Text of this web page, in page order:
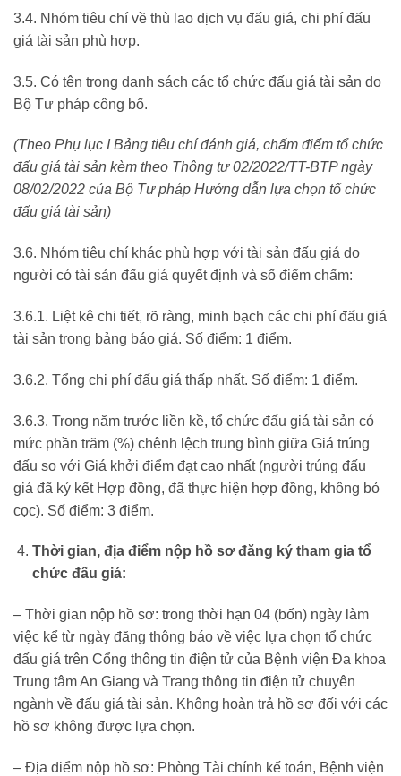
3.4. Nhóm tiêu chí về thù lao dịch vụ đấu giá, chi phí đấu
giá tài sản phù hợp.
3.5. Có tên trong danh sách các tổ chức đấu giá tài sản do
Bộ Tư pháp công bố.
(Theo Phụ lục I Bảng tiêu chí đánh giá, chấm điểm tổ chức
đấu giá tài sản kèm theo Thông tư 02/2022/TT-BTP ngày
08/02/2022 của Bộ Tư pháp Hướng dẫn lựa chọn tổ chức
đấu giá tài sản)
3.6. Nhóm tiêu chí khác phù hợp với tài sản đấu giá do
người có tài sản đấu giá quyết định và số điểm chấm:
3.6.1. Liệt kê chi tiết, rõ ràng, minh bạch các chi phí đấu giá
tài sản trong bảng báo giá. Số điểm: 1 điểm.
3.6.2. Tổng chi phí đấu giá thấp nhất. Số điểm: 1 điểm.
3.6.3. Trong năm trước liền kề, tổ chức đấu giá tài sản có
mức phần trăm (%) chênh lệch trung bình giữa Giá trúng
đấu so với Giá khởi điểm đạt cao nhất (người trúng đấu
giá đã ký kết Hợp đồng, đã thực hiện hợp đồng, không bỏ
cọc). Số điểm: 3 điểm.
Thời gian, địa điểm nộp hồ sơ đăng ký tham gia tổ
chức đấu giá:
– Thời gian nộp hồ sơ: trong thời hạn 04 (bốn) ngày làm
việc kể từ ngày đăng thông báo về việc lựa chọn tổ chức
đấu giá trên Cổng thông tin điện tử của Bệnh viện Đa khoa
Trung tâm An Giang và Trang thông tin điện tử chuyên
ngành về đấu giá tài sản. Không hoàn trả hồ sơ đối với các
hồ sơ không được lựa chọn.
– Địa điểm nộp hồ sơ: Phòng Tài chính kế toán, Bệnh viện